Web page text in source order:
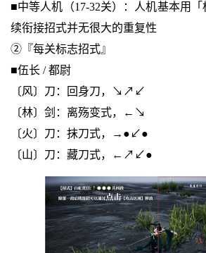
■中等人机（17-32关）：人机基本用
续衔接招式并无很大的重复性
②『每关标志招式』
■伍长 / 都尉
〔风〕刀：回身刀，↘↗↙
〔林〕剑：离殇变式，←↘
〔火〕刀：抹刀式，→●↙●
〔山〕刀：藏刀式，←↗↙●